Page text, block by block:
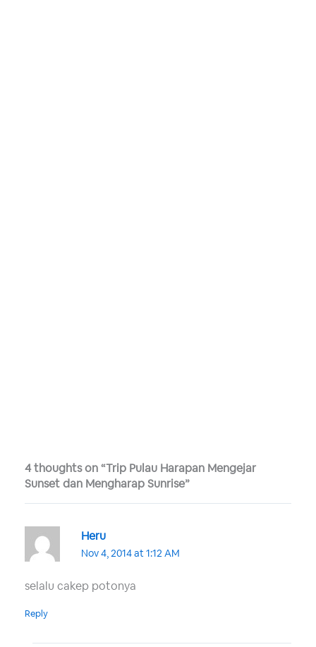
4 thoughts on “Trip Pulau Harapan Mengejar
Sunset dan Mengharap Sunrise”
Heru
Nov 4, 2014 at 1:12 AM
selalu cakep potonya
Reply